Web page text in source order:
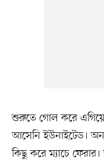
শুরুতে গোল করে
আসেনি ইউনাইটেড।
কিছু করে ম্যাচে